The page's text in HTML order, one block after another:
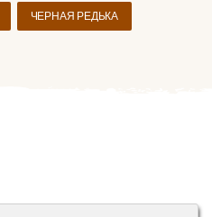
ЧЕРНАЯ РЕДЬКА